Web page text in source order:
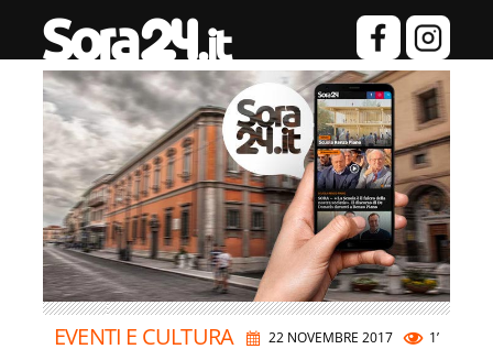
22 NOVEMBRE 2017 1’
EVENTI E CULTURA